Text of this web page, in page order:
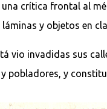
crítica frontal al
y objetos en
vio invadidas sus
pobladores, y